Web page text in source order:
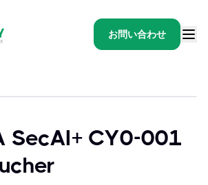
お問い合わせ
SecAI+ CY0-001